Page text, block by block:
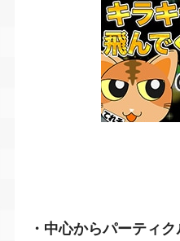
・中心からパーティ